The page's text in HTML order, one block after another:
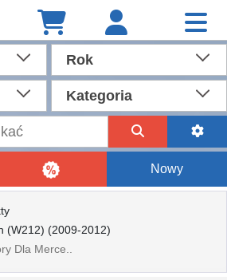
Rok
Kategoria
Nowy
(W212) (2009-2012)
Dla Merce..